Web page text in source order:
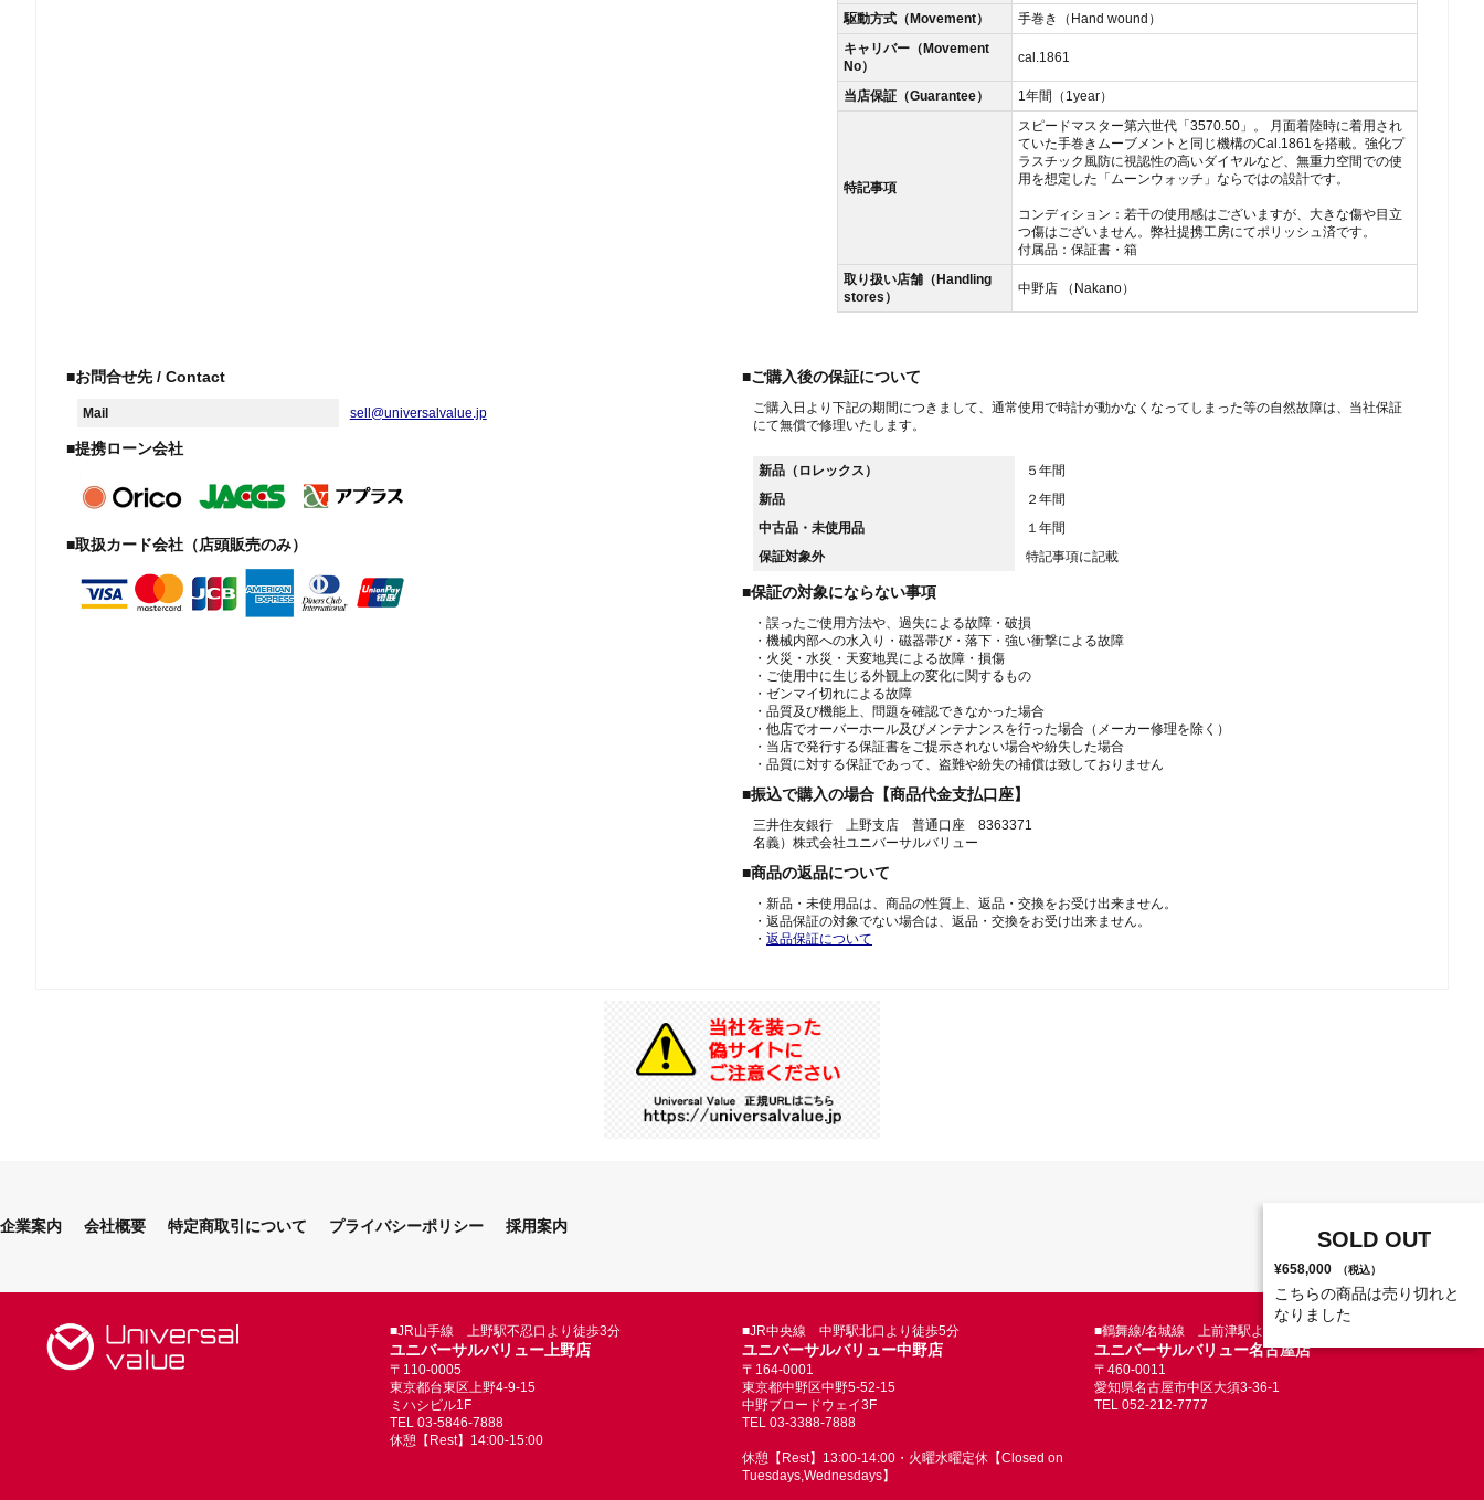
SOLD OUT
¥658,000 （税込）
こちらの商品は売り切れと
なりました
駆動方式（Movement）
手巻き（Hand wound）
キャリバー（Movement
No）
cal.186 1
当店保証（Guarantee） 1年間（1year）
特記事項
スピードマスター第六世代「3570.50」。 月面着陸時に着用され
ていた手巻きムーブメントと同じ機構のCal.1861を搭載。強化プ
ラスチック風防に視認性の高いダイヤルなど、無重力空間での使
用を想定した「ムーンウォッチ」ならではの設計です。
コンディション：若干の使用感はございますが、大きな傷や目立
つ傷はございません。弊社提携工房にてポリッシュ済です。
付属品：保証書・箱
取り扱い店舗（Handling
stores）
中野店 （Nakano）
■お問合せ先 / Contact
Mail sell@universalvalue.jp
■提携ローン会社
■取扱カード会社（店頭販売のみ）
■ご購入後の保証について
ご購入日より下記の期間につきまして、通常使用で時計が動かなくなってしまった等の自然故障は、当社保証
にて無償で修理いたします。
新品（ロレックス）
５年間
新品
２年間
中古品・未使用品
１年間
保証対象外
特記事項に記載
■保証の対象にならない事項
・誤ったご使用方法や、過失による故障・破損
・機械内部への水入り・磁器帯び・落下・強い衝撃による故障
・火災・水災・天変地異による故障・損傷
・ご使用中に生じる外観上の変化に関するもの
・ゼンマイ切れによる故障
・品質及び機能上、問題を確認できなかった場合
・他店でオーバーホール及びメンテナンスを行った場合（メーカー修理を除く）
・当店で発行する保証書をご提示されない場合や紛失した場合
・品質に対する保証であって、盗難や紛失の補償は致しておりません
■振込で購入の場合【商品代金支払口座】
三井住友銀行 上野支店 普通口座 8363371
名義）株式会社ユニバーサルバリュー
■商品の返品について
・新品・未使用品は、商品の性質上、返品・交換をお受け出来ません。
・返品保証の対象でない場合は、返品・交換をお受け出来ません。
・ 返品保証について
企業案内 会社概要 特定商取引について プライバシーポリシー 採用案内
■JR山手線 上野駅不忍口より徒歩3分
ユニバーサルバリュー上野店
〒110-0005
東京都台東区上野4-9-15
ミハシビル1F
TEL 03-5846-7888
休憩【Rest】14:00-15:00
■JR中央線 中野駅北口より徒歩5分
ユニバーサルバリュー中野店
〒164-0001
東京都中野区中野5-52-15
中野ブロードウェイ3F
TEL 03-3388-7888
休憩【Rest】13:00-14:00・火曜水曜定休【Closed on
Tuesdays,Wednesdays】
■鶴舞線/名城線 上前津駅より徒歩5分
ユニバーサルバリュー名古屋店
〒460-0011
愛知県名古屋市中区大須3-36-1
TEL 052-212-7777